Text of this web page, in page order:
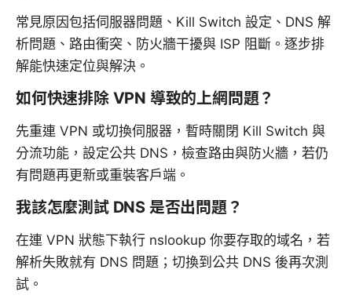
常見原因包括伺服器問題、Kill Switch 設定、DNS 解
析問題、路由衝突、防火牆干擾與 ISP 阻斷。逐步排
解能快速定位與解決。
如何快速排除 VPN 導致的上網問題？
先重連 VPN 或切換伺服器，暫時關閉 Kill Switch 與
分流功能，設定公共 DNS，檢查路由與防火牆，若仍
有問題再更新或重裝客戶端。
我該怎麼測試 DNS 是否出問題？
在連 VPN 狀態下執行 nslookup 你要存取的域名，若
解析失敗就有 DNS 問題；切換到公共 DNS 後再次測
試。